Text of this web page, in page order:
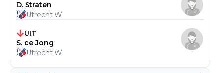
D. Straten
Utrecht W
UIT
S. de Jong
Utrecht W